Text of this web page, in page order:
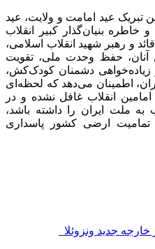
تبریک عید امامت و ولایت، عید
بنیان‌گذار کبیر انقلاب
قیام ۱۵ خرداد و قائد و رهبر شهید انقلاب اسلامی،
آنان، حفظ وحدت ملی، تقویت
زیاده‌خواهی دشمنان کودک‌کش،
اطمینان می‌دهد که لحظه‌ای
انقلاب غافل نشده و در
ملت ایران را داشته باشد،
تمامیت ارضی کشور پاسداری